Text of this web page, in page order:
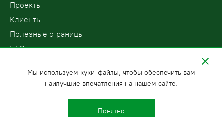
Проекты
Клиенты
Полезные страницы
FAQ
8 (800) 200-78-15
Мы используем куки-файлы, чтобы обеспечить вам
наилучшие впечатления на нашем сайте.
Понятно